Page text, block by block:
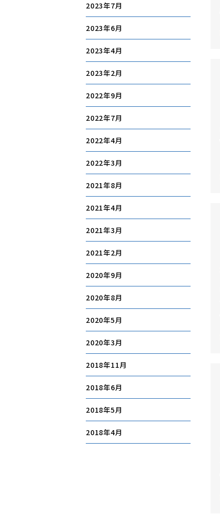
2023年7月
2023年6月
2023年4月
2023年2月
2022年9月
2022年7月
2022年4月
2022年3月
2021年8月
2021年4月
2021年3月
2021年2月
2020年9月
2020年8月
2020年5月
2020年3月
2018年11月
2018年6月
2018年5月
2018年4月